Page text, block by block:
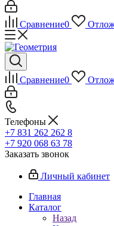
Сравнение0
Сравнение0
Телефоны
+7 831 262 262 8
+7 920 068 63 78
Заказать звонок
Личный кабинет
Главная
Каталог
Назад